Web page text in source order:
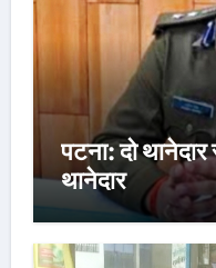
पटना: दो
थानेदार